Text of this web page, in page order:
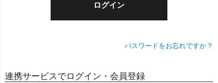
ログイン
パスワードをお忘れですか？
連携サービスでログイン・会員登録